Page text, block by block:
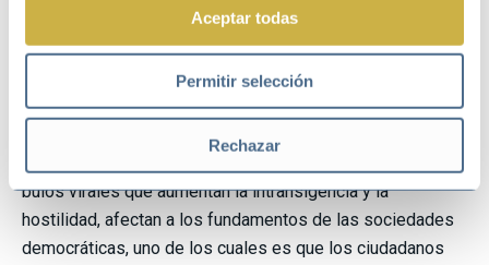
Aceptar todas
Permitir selección
Rechazar
internacionales. Propugna que, sin paz, estabilidad,
derechos humanos y gobernabilidad efectiva basada en el
Estado de derecho no es posible alcanzar el desarrollo
sostenible.Lasfake newsnos llevan sin duda hacia un
mundo cada vez más dividido y fragmentado:
bulos virales que aumentan la intransigencia y la
hostilidad, afectan a los fundamentos de las sociedades
democráticas, uno de los cuales es que los ciudadanos